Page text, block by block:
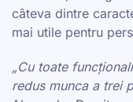
câteva dintre
mai utile pentru
„Cu toate
redus munca a trei